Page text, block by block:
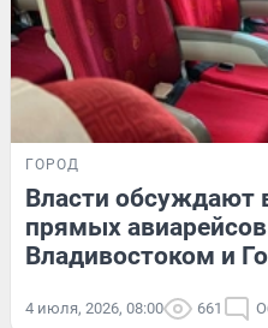
ГОРОД
Власти обсуждают
прямых
Владивостоком и
4 июля, 2026, 08:00 661